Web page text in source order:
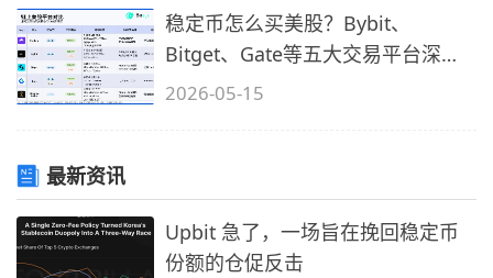
稳定币怎么买美股？Bybit、
Bitget、Gate等五大交易平台深度
横评
2026-05-15
最新资讯
Upbit 急了，一场旨在挽回稳定币
份额的仓促反击